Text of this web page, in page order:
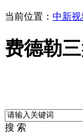
当前位置： 中新视
费德勒
搜 索